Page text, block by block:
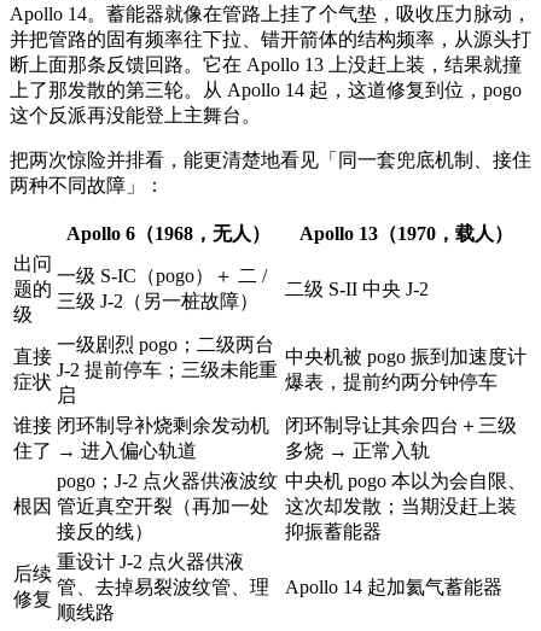
Apollo 14。蓄能器就像在管路上挂了个气垫，吸收压力脉动，
并把管路的固有频率往下拉、错开箭体的结构频率，从源头打
断上面那条反馈回路。它在 Apollo 13 上没赶上装，结果就撞
上了那发散的第三轮。从 Apollo 14 起，这道修复到位，pogo
这个反派再没能登上主舞台。
把两次惊险并排看，能更清楚地看见「同一套兜底机制、接住
两种不同故障」：
Apollo 6（1968，无人）
Apollo 13（1970，载人）
出问
题的
级
一级 S-IC（pogo）＋ 二 /
三级 J-2（另一桩故障）
二级 S-II 中央 J-2
直接
症状
一级剧烈 pogo；二级两台
J-2 提前停车；三级未能重
启
中央机被 pogo 振到加速度计
爆表，提前约两分钟停车
谁接
住了
闭环制导补烧剩余发动机
→ 进入偏心轨道
闭环制导让其余四台＋三级
多烧 → 正常入轨
根因
pogo；J-2 点火器供液波纹
管近真空开裂（再加一处
接反的线）
中央机 pogo 本以为会自限、
这次却发散；当期没赶上装
抑振蓄能器
后续
修复
重设计 J-2 点火器供液
管、去掉易裂波纹管、理
顺线路
Apollo 14 起加氦气蓄能器